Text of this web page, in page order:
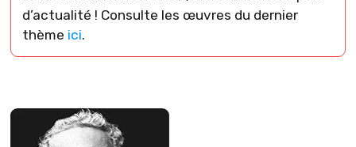
d’actualité ! Consulte les œuvres du dernier
thème ici.